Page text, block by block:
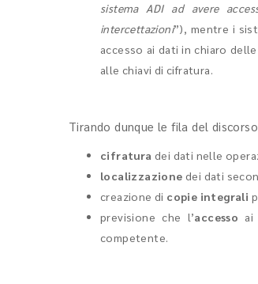
sistema ADI ad avere
intercettazioni”), mentre i
accesso ai dati in chiaro
alle chiavi di cifratura.
Tirando dunque le fila del
cifratura dei dati nelle
localizzazione dei dati
creazione di copie integrali
previsione che l’accesso ai
competente.